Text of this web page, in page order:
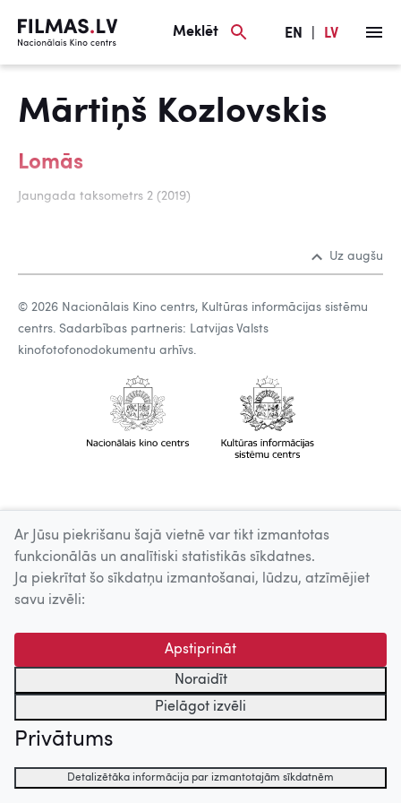
Meklēt EN LV
Mārtiņš Kozlovskis
Lomās
Jaungada taksometrs 2 (2019)
Uz augšu
© 2026 Nacionālais Kino centrs, Kultūras informācijas sistēmu
centrs. Sadarbības partneris: Latvijas Valsts
kinofotofonodokumentu arhīvs.
Ar Jūsu piekrišanu šajā vietnē var tikt izmantotas
funkcionālās un analītiski statistikās sīkdatnes.
Ja piekrītat šo sīkdatņu izmantošanai, lūdzu, atzīmējiet
savu izvēli:
Apstiprināt
Noraidīt
Pielāgot izvēli
Privātums
Detalizētāka informācija par izmantotajām sīkdatnēm